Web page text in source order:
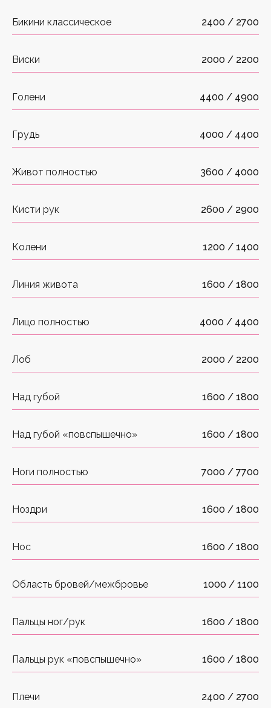
Бикини классическое 2400 / 2700
Виски 2000 / 2200
Голени 4400 / 4900
Грудь 4000 / 4400
Живот полностью 3600 / 4000
Кисти рук 2600 / 2900
Колени 1200 / 1400
Линия живота 1600 / 1800
Лицо полностью 4000 / 4400
Лоб 2000 / 2200
Над губой 1600 / 1800
Над губой «повспышечно» 1600 / 1800
Ноги полностью 7000 / 7700
Ноздри 1600 / 1800
Нос 1600 / 1800
Область бровей/межбровье 1000 / 1100
Пальцы ног/рук 1600 / 1800
Пальцы рук «повспышечно» 1600 / 1800
Плечи 2400 / 2700